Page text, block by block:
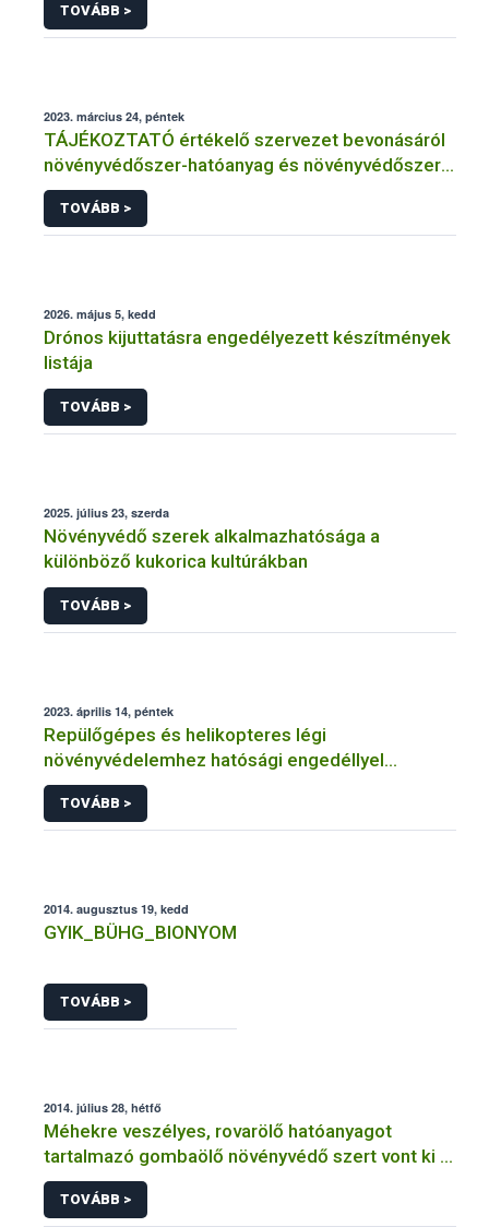
TOVÁBB >
2023. március 24, péntek
TÁJÉKOZTATÓ értékelő szervezet bevonásáról
növényvédőszer-hatóanyag és növényvédőszer
engedélyezésére, továbbá a meglévő engedély
meghosszabbítására vagy módosítására irányuló
eljárásba
TOVÁBB >
2026. május 5, kedd
Drónos kijuttatásra engedélyezett készítmények
listája
TOVÁBB >
2025. július 23, szerda
Növényvédő szerek alkalmazhatósága a
különböző kukorica kultúrákban
TOVÁBB >
2023. április 14, péntek
Repülőgépes és helikopteres légi
növényvédelemhez hatósági engedéllyel
rendelkező szervezetek
TOVÁBB >
2014. augusztus 19, kedd
GYIK_BÜHG_BIONYOM
TOVÁBB >
2014. július 28, hétfő
Méhekre veszélyes, rovarölő hatóanyagot
tartalmazó gombaölő növényvédő szert vont ki a
forgalomból a NÉBIH
TOVÁBB >